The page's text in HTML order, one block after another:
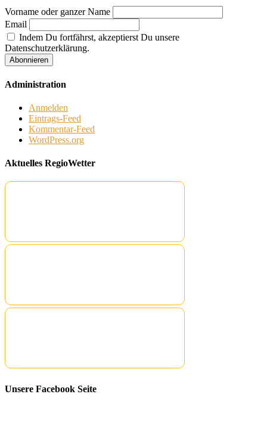
Vorname oder ganzer Name
Email
Indem Du fortfährst, akzeptierst Du unsere
Datenschutzerklärung.
Administration
Anmelden
Eintrags-Feed
Kommentar-Feed
WordPress.org
Aktuelles RegioWetter
Unsere Facebook Seite